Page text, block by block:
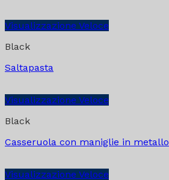
Visualizzazione Veloce
Black
Saltapasta
Visualizzazione Veloce
Black
Casseruola con maniglie in metallo
Visualizzazione Veloce